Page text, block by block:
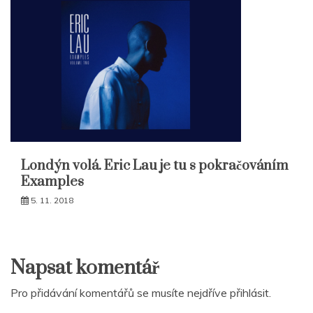
Londýn volá. Eric Lau je tu s pokračováním
Examples
5. 11. 2018
Napsat komentář
Pro přidávání komentářů se musíte nejdříve přihlásit.